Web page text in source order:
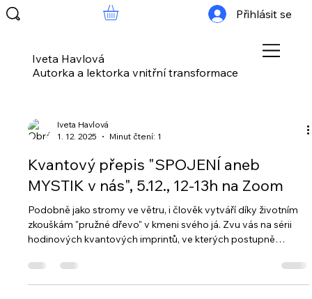
Iveta Havlová
Autorka a lektorka vnitřní transformace
Přihlásit se
Iveta Havlová
1. 12. 2025
Minut čtení: 1
Kvantový přepis "SPOJENÍ aneb
MYSTIK v nás", 5.12., 12-13h na Zoom
Podobně jako stromy ve větru, i člověk vytváří díky životním
zkouškám "pružné dřevo" v kmeni svého já. Zvu vás na sérii
hodinových kvantových imprintů, ve kterých postupně
nejzralejší). První imprint se koná v pátek 5.12., 12 - 13h na
Zoom a je na téma strategie Mystik. Mystikem reagujeme na